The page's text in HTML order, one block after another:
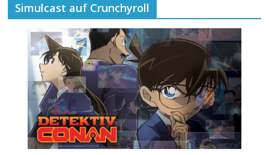
Simulcast auf Crunchyroll